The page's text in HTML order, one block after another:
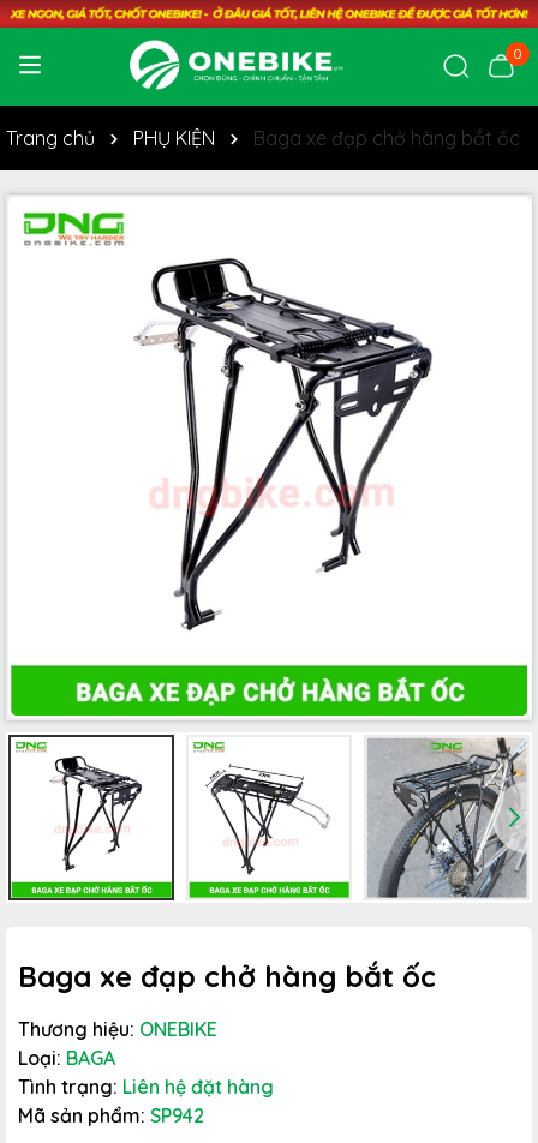
0
Trang chủ PHỤ KIỆN Baga xe đạp chở hàng bắt ốc
Baga xe đạp chở hàng bắt ốc
Thương hiệu: ONEBIKE
Loại: BAGA
Tình trạng: Liên hệ đặt hàng
Mã sản phẩm: SP942